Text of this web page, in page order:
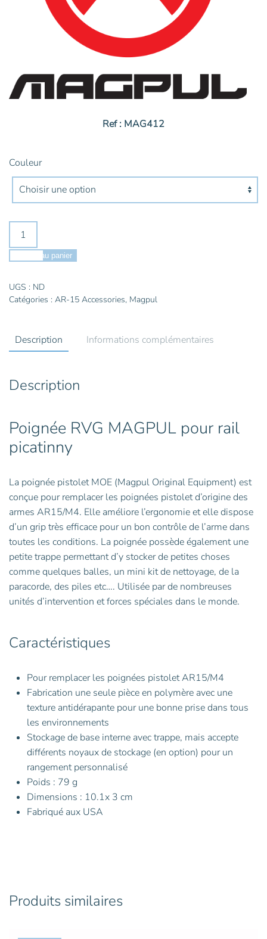
Ref : MAG412
Couleur
quantité
MAGPUL
RVG
picatinny
Ajouter au panier
UGS : ND
Catégories : AR-15 Accessories, Magpul
Description Informations complémentaires
Description
Poignée RVG MAGPUL pour rail
picatinny
La poignée pistolet MOE (Magpul Original Equipment) est
conçue pour remplacer les poignées pistolet d’origine des
armes AR15/M4. Elle améliore l’ergonomie et elle dispose
d’un grip très efficace pour un bon contrôle de l’arme dans
toutes les conditions. La poignée possède également une
petite trappe permettant d’y stocker de petites choses
comme quelques balles, un mini kit de nettoyage, de la
paracorde, des piles etc…. Utilisée par de nombreuses
unités d’intervention et forces spéciales dans le monde.
Caractéristiques
Pour remplacer les poignées pistolet AR15/M4
Fabrication une seule pièce en polymère avec une
texture antidérapante pour une bonne prise dans tous
les environnements
Stockage de base interne avec trappe, mais accepte
différents noyaux de stockage (en option) pour un
rangement personnalisé
Poids : 79 g
Dimensions : 10.1x 3 cm
Fabriqué aux USA
Produits similaires